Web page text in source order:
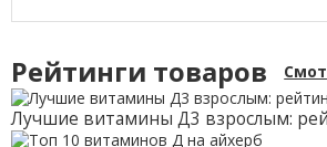
Рейтинги товаров
Лучшие витамины Д3 взрослым: